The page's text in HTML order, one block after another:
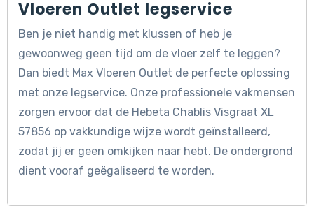
Vloeren Outlet legservice
Ben je niet handig met klussen of heb je
gewoonweg geen tijd om de vloer zelf te leggen?
Dan biedt Max Vloeren Outlet de perfecte oplossing
met onze legservice. Onze professionele vakmensen
zorgen ervoor dat de Hebeta Chablis Visgraat XL
57856 op vakkundige wijze wordt geïnstalleerd,
zodat jij er geen omkijken naar hebt. De ondergrond
dient vooraf geëgaliseerd te worden.